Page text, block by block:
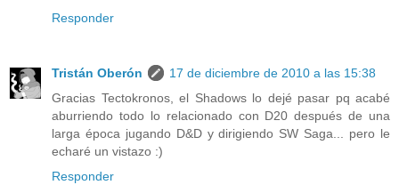
Responder
Tristán Oberón
17 de diciembre de 2010 a las 15:38
Gracias Tectokronos, el Shadows lo dejé pasar pq acabé
aburriendo todo lo relacionado con D20 después de una
larga época jugando D&D y dirigiendo SW Saga... pero le
echaré un vistazo :)
Responder